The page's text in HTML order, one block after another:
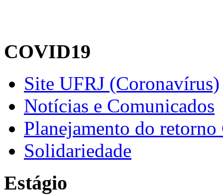
COVID19
Site UFRJ (Coronavírus)
Notícias e Comunicados
Planejamento do retorno
Solidariedade
Estágio